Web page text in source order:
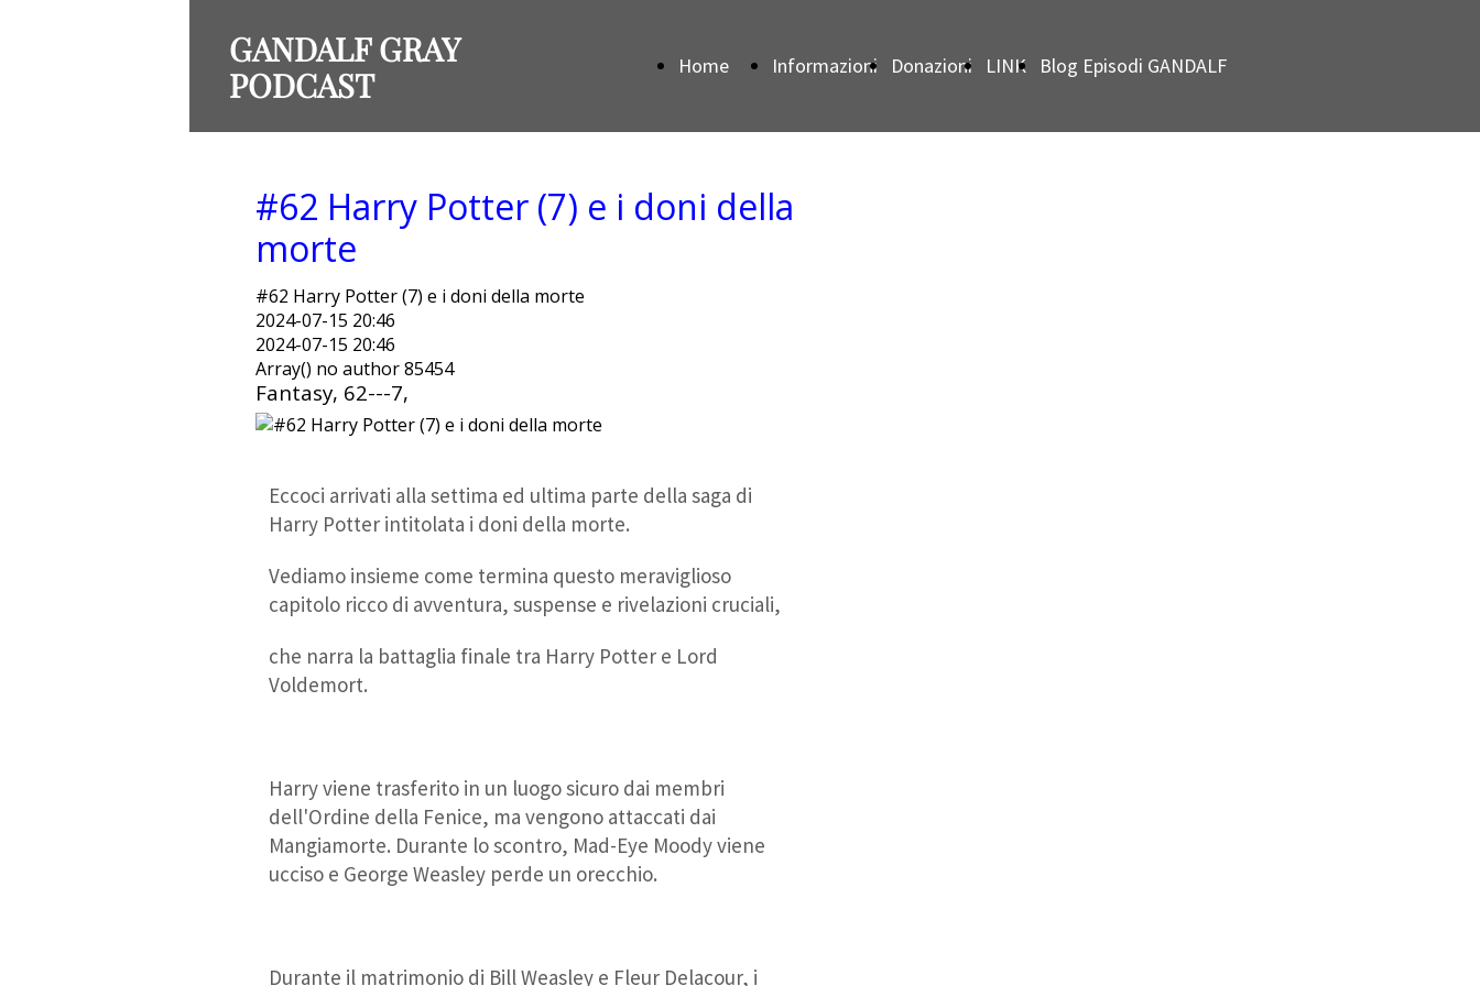
Home Informazioni Donazioni LINK Blog Episodi GANDALF
GANDALF GRAY
PODCAST
#62 Harry Potter (7) e i doni della
morte
#62 Harry Potter (7) e i doni della morte
2024-07-15 20:46
2024-07-15 20:46
Array() no author 85454
Fantasy, 62---7,
Eccoci arrivati alla settima ed ultima parte della saga di
Harry Potter intitolata i doni della morte.
Vediamo insieme come termina questo meraviglioso
capitolo ricco di avventura, suspense e rivelazioni cruciali,
che narra la battaglia finale tra Harry Potter e Lord
Voldemort.
Harry viene trasferito in un luogo sicuro dai membri
dell'Ordine della Fenice, ma vengono attaccati dai
Mangiamorte. Durante lo scontro, Mad-Eye Moody viene
ucciso e George Weasley perde un orecchio.
Durante il matrimonio di Bill Weasley e Fleur Delacour, i